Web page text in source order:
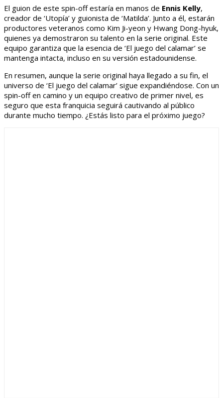
El guion de este spin-off estaría en manos de Ennis Kelly,
creador de ‘Utopía’ y guionista de ‘Matilda’. Junto a él, estarán
productores veteranos como Kim Ji-yeon y Hwang Dong-hyuk,
quienes ya demostraron su talento en la serie original. Este
equipo garantiza que la esencia de ‘El juego del calamar’ se
mantenga intacta, incluso en su versión estadounidense.
En resumen, aunque la serie original haya llegado a su fin, el
universo de ‘El juego del calamar’ sigue expandiéndose. Con un
spin-off en camino y un equipo creativo de primer nivel, es
seguro que esta franquicia seguirá cautivando al público
durante mucho tiempo. ¿Estás listo para el próximo juego?